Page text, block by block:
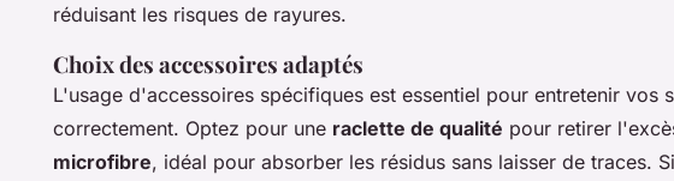
réduisant les risques de rayures.
Choix des accessoires adaptés
L'usage d'accessoires spécifiques est essentiel pour entretenir vos
correctement. Optez pour une raclette de qualité pour retirer
microfibre, idéal pour absorber les résidus sans laisser de traces.